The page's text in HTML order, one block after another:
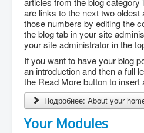
are links to the next two
those numbers by editing the
the blog tab in your site
your site administrator in the
If you want to have your blog
an introduction and then a full
the Read More button to insert
Подробнее: About your
Your Modules